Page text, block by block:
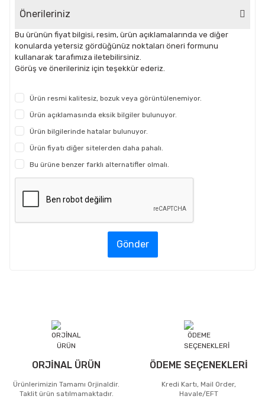
Önerileriniz
Bu ürünün fiyat bilgisi, resim, ürün açıklamalarında ve diğer
konularda yetersiz gördüğünüz noktaları öneri formunu
kullanarak tarafımıza iletebilirsiniz.
Görüş ve önerileriniz için teşekkür ederiz.
Ürün resmi kalitesiz, bozuk veya görüntülenemiyor.
Ürün açıklamasında eksik bilgiler bulunuyor.
Ürün bilgilerinde hatalar bulunuyor.
Ürün fiyatı diğer sitelerden daha pahalı.
Bu ürüne benzer farklı alternatifler olmalı.
Gönder
ORJİNAL ÜRÜN
Ürünlerimizin Tamamı Orjinaldir.
Taklit ürün satılmamaktadır.
ÖDEME SEÇENEKLERİ
Kredi Kartı, Mail Order,
Havale/EFT